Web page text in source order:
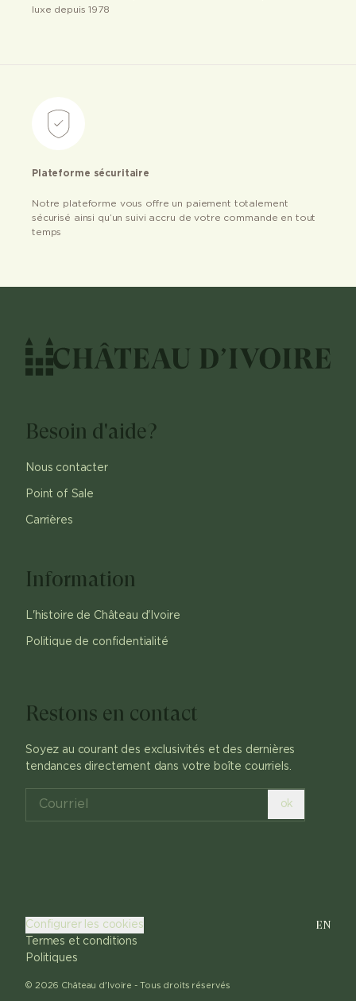
luxe depuis 1978
Plateforme sécuritaire
Notre plateforme vous offre un paiement totalement
sécurisé ainsi qu’un suivi accru de votre commande en tout
temps
Besoin d'aide?
Nous contacter
Point of Sale
Carrières
Information
L'histoire de Château d'Ivoire
Politique de confidentialité
Restons en contact
Soyez au courant des exclusivités et des dernières
tendances directement dans votre boîte courriels.
ok
© 2026 Château d'Ivoire - Tous droits réservés
Configurer les cookies
Termes et conditions
Politiques
EN